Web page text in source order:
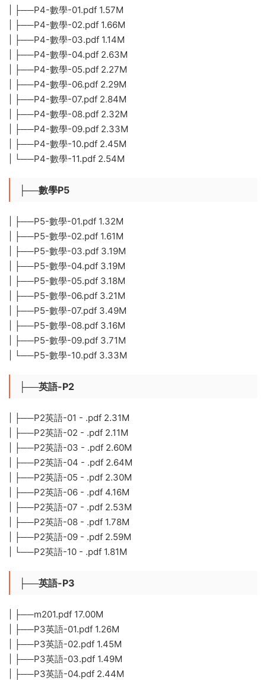
| ├──P4-數學-01.pdf 1.57M
| ├──P4-數學-02.pdf 1.66M
| ├──P4-數學-03.pdf 1.14M
| ├──P4-數學-04.pdf 2.63M
| ├──P4-數學-05.pdf 2.27M
| ├──P4-數學-06.pdf 2.29M
| ├──P4-數學-07.pdf 2.84M
| ├──P4-數學-08.pdf 2.32M
| ├──P4-數學-09.pdf 2.33M
| ├──P4-數學-10.pdf 2.45M
| └──P4-數學-11.pdf 2.54M
├──數學P5
| ├──P5-數學-01.pdf 1.32M
| ├──P5-數學-02.pdf 1.61M
| ├──P5-數學-03.pdf 3.19M
| ├──P5-數學-04.pdf 3.19M
| ├──P5-數學-05.pdf 3.18M
| ├──P5-數學-06.pdf 3.21M
| ├──P5-數學-07.pdf 3.49M
| ├──P5-數學-08.pdf 3.16M
| ├──P5-數學-09.pdf 3.71M
| └──P5-數學-10.pdf 3.33M
├──英語-P2
| ├──P2英語-01 - .pdf 2.31M
| ├──P2英語-02 - .pdf 2.11M
| ├──P2英語-03 - .pdf 2.60M
| ├──P2英語-04 - .pdf 2.64M
| ├──P2英語-05 - .pdf 2.30M
| ├──P2英語-06 - .pdf 4.16M
| ├──P2英語-07 - .pdf 2.53M
| ├──P2英語-08 - .pdf 1.78M
| ├──P2英語-09 - .pdf 2.59M
| └──P2英語-10 - .pdf 1.81M
├──英語-P3
| ├──m201.pdf 17.00M
| ├──P3英語-01.pdf 1.26M
| ├──P3英語-02.pdf 1.45M
| ├──P3英語-03.pdf 1.49M
| ├──P3英語-04.pdf 2.44M